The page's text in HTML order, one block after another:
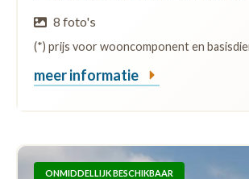
8 foto's
(*) prijs voor wooncomponent en
meer informatie
ONMIDDELLIJK BESCHIKBAAR